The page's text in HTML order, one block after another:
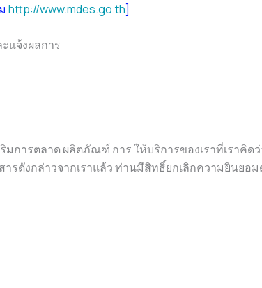
http://www.mdes.go.th]
แจ้งผลการ
การตลาด ผลิตภัณฑ์ การ ให้บริการของเราที่เราคิด
ดังกล่าวจากเราแล้ว ท่านมีสิทธิ์ยกเลิกความยินยอ